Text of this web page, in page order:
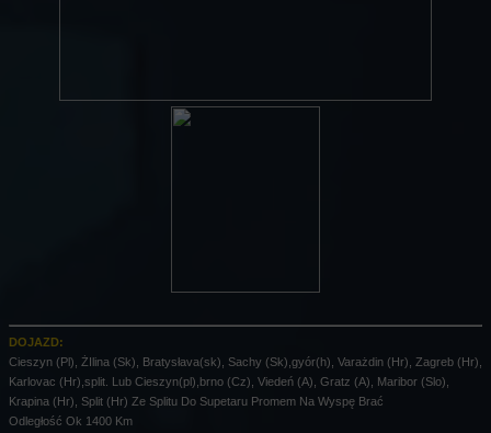
DOJAZD:
Cieszyn (Pl), ŻIlina (Sk), Bratysłava(sk), Sachy (Sk),gyór(h), Varażdin (Hr), Zagreb (Hr),
Karlovac (Hr),split. Lub Cieszyn(pl),brno (Cz), Viedeń (A), Gratz (A), Maribor (Slo),
Krapina (Hr), Split (Hr) Ze Splitu Do Supetaru Promem Na Wyspę Brać
Odległość Ok 1400 Km